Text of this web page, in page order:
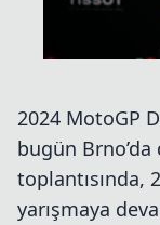
2024 MotoGP
bugün Brno’da
toplantısında,
yarışmaya